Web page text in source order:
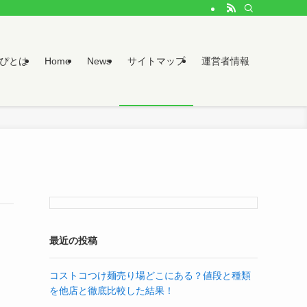
とは Home News サイトマップ 運営者情報
最近の投稿
コストコつけ麺売り場どこにある？値段と種類
を他店と徹底比較した結果！